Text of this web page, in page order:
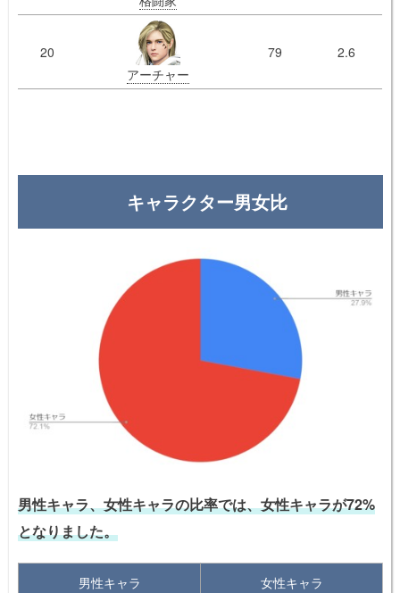
20
アーチャー
79 2.6
キャラクター男女比
男性キャラ、女性キャラの比率では、女性キャラが72%
となりました。
男性キャラ
女性キャラ